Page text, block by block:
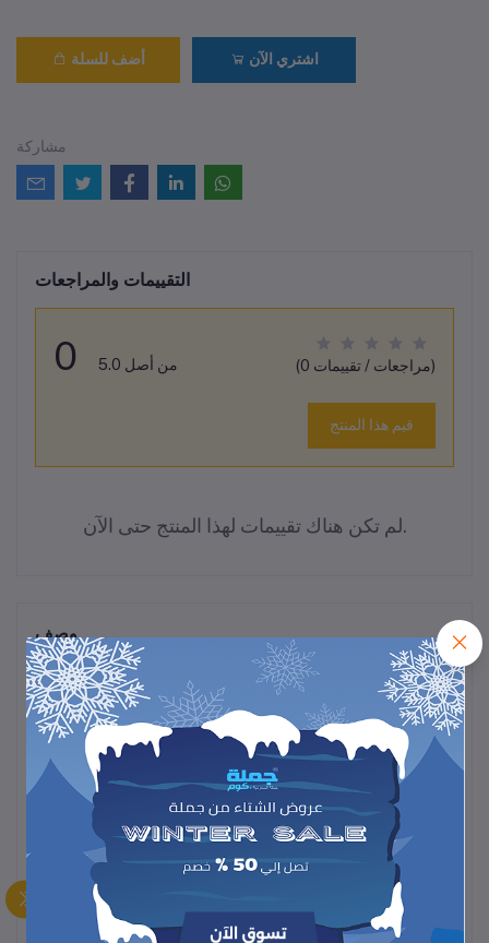
أضف للسلة اشتري الآن
مشاركة
التقييمات والمراجعات
0 من أصل 5.0 (0 مراجعات / تقييمات)
قيم هذا المنتج
لم تكن هناك تقييمات لهذا المنتج حتى الآن.
وصف
بكرة ليد زينة بطول 8 أمتار، تمنح إضاءة جميلة وأجواء مبهجة، مثالية
لتزيين الغرف أو الحفلات أو المناسبات الخاصة.